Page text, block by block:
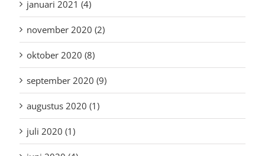
januari 2021 (4)
november 2020 (2)
oktober 2020 (8)
september 2020 (9)
augustus 2020 (1)
juli 2020 (1)